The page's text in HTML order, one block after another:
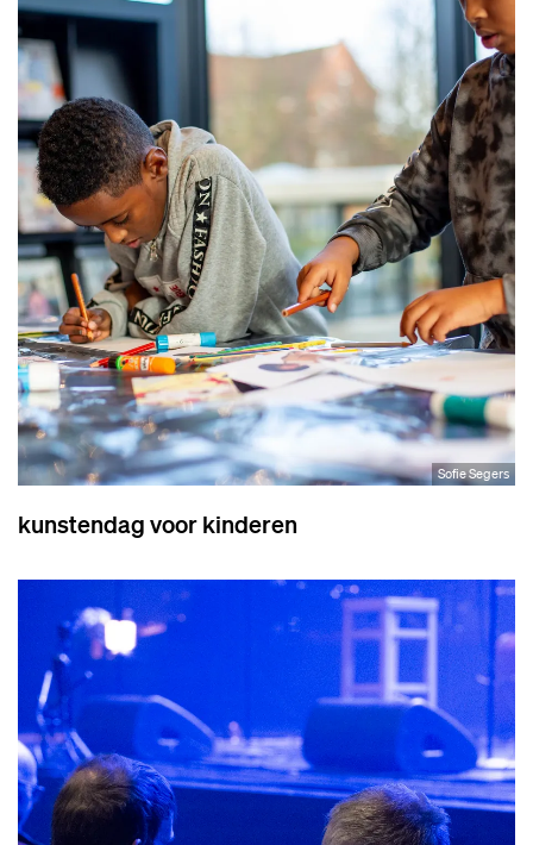
Sofie Segers
kunstendag voor kinderen